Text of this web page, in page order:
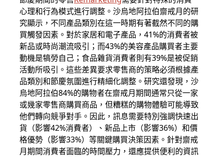
心理和行為模式進行調整。沙烏地阿拉伯齋戒月的研
究顯示，不同產品類別在這一時期有著截然不同的購
買觸發因素。對於家居和電子產品，41%的消費者被
新品或時尚潮流吸引；而43%的美容產品購買者主要
動機是犒勞自己；食品雜貨消費者則有39%是被促銷
活動所吸引。這些差異要求零售商的策略必須根據產
品類別和節慶氛圍進行精細化調整。研究還發現，沙
烏地阿拉伯84%的購物者在齋戒月期間通常只從一家
或幾家零售商購買商品，但糟糕的購物體驗可能導致
他們轉向競爭對手。因此，訊息需要特別強調快速出
貨（影響42%消費者）、新品上市（影響36%）和價
格優勢（影響33%）等關鍵購買決策因素。針對齋戒
月期間消費者面臨的時間壓力，還應提供便利的資訊